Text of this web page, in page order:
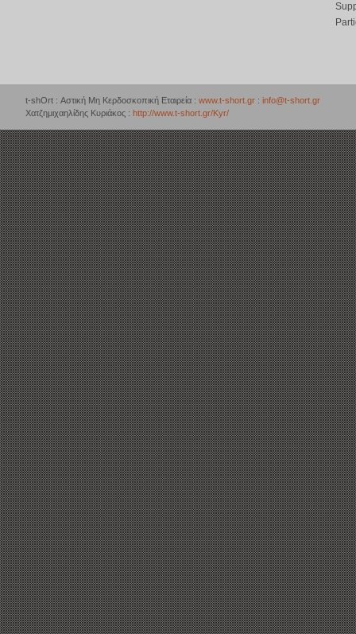
t-shOrt : Αστική Μη Κερδοσκοπική Εταιρεία : www.t-short.gr : info@t-short.gr
Χατζημιχαηλίδης Κυριάκος : http://www.t-short.gr/Kyr/